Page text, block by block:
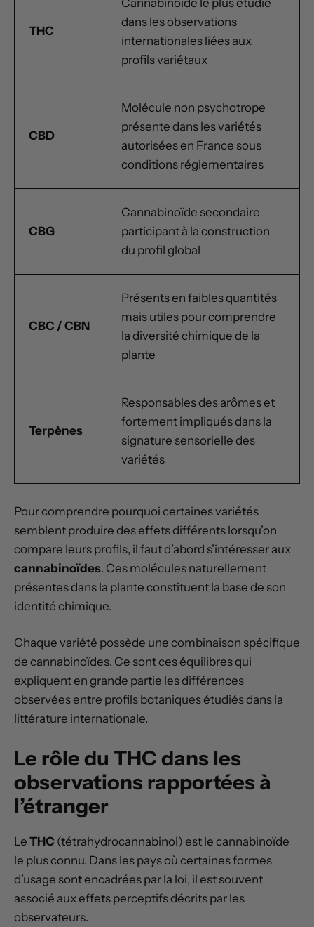
THC
Cannabinoïde le plus étudié
dans les observations
internationales liées aux
profils variétaux
CBD
Molécule non psychotrope
présente dans les variétés
autorisées en France sous
conditions réglementaires
CBG
Cannabinoïde secondaire
participant à la construction
du profil global
CBC / CBN
Présents en faibles quantités
mais utiles pour comprendre
la diversité chimique de la
plante
Terpènes
Responsables des arômes et
fortement impliqués dans la
signature sensorielle des
variétés
Pour comprendre pourquoi certaines variétés
semblent produire des effets différents lorsqu’on
compare leurs profils, il faut d’abord s’intéresser aux
cannabinoïdes. Ces molécules naturellement
présentes dans la plante constituent la base de son
identité chimique.
Chaque variété possède une combinaison spécifique
de cannabinoïdes. Ce sont ces équilibres qui
expliquent en grande partie les différences
observées entre profils botaniques étudiés dans la
littérature internationale.
Le rôle du THC dans les
observations rapportées à
l’étranger
Le THC (tétrahydrocannabinol) est le cannabinoïde
le plus connu. Dans les pays où certaines formes
d’usage sont encadrées par la loi, il est souvent
associé aux effets perceptifs décrits par les
observateurs.